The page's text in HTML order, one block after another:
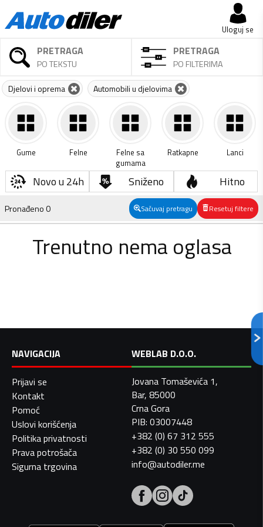
Uloguj se
PRETRAGA
PO TEKSTU
PRETRAGA
PO FILTERIMA
Djelovi i oprema Automobili u djelovima
Gume Felne
Felne sa
gumama
Ratkapne Lanci
Novo u 24h Sniženo Hitno
Pronađeno0 Sačuvaj pretragu Resetuj filtere
Trenutno nema oglasa
NAVIGACIJA
Prijavi se
Kontakt
Pomoć
Uslovi korišćenja
Politika privatnosti
Prava potrošača
Sigurna trgovina
WEBLAB D.O.O.
Jovana Tomaševića 1,
Bar, 85000
Crna Gora
PIB: 03007448
+382 (0) 67 312 555
+382 (0) 30 550 099
info@autodiler.me